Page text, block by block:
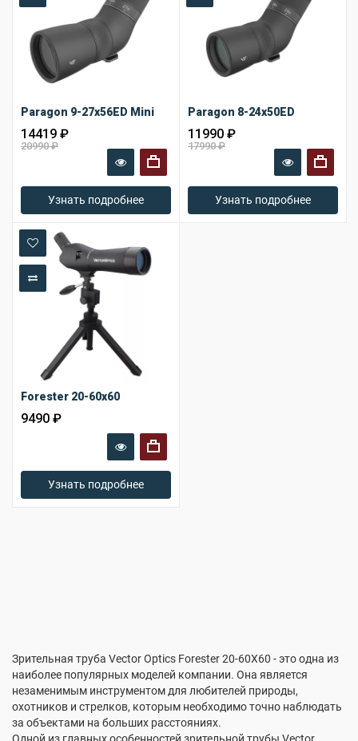
Paragon 9-27x56ED Mini
14419 ₽
20990 ₽
Узнать подробнее
Paragon 8-24x50ED
11990 ₽
17990 ₽
Узнать подробнее
В закладки
В сравнение
Forester 20-60x60
9490 ₽
Узнать подробнее
Зрительная труба Vector Optics Forester 20-60X60 - это одна из
наиболее популярных моделей компании. Она является
незаменимым инструментом для любителей природы,
охотников и стрелков, которым необходимо точно наблюдать
за объектами на больших расстояниях.